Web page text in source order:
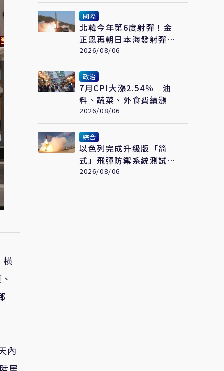
橫
內
國際
北韓今年第6度射彈！金
正恩再朝日本海發射彈道
飛彈 東北亞局勢再升溫
2026/08/06
政治
7月CPI大漲2.54％ 油
料、蔬菜、外食費續漲
2026/08/06
綜合
以色列完成升級版「箭
式」飛彈防禦系統測試
持續強化反導能力
2026/08/06